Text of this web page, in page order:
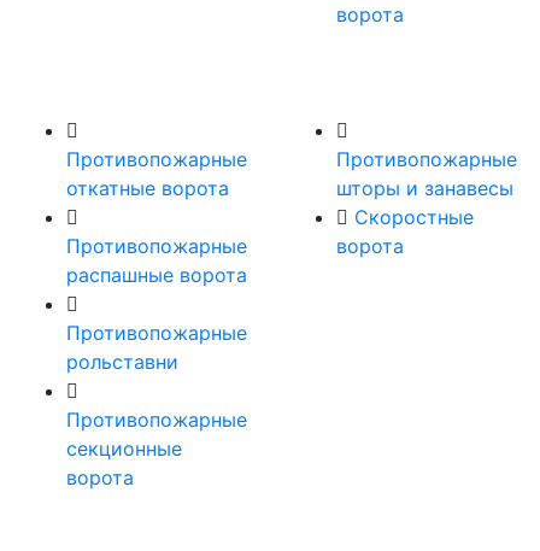
ворота
Противопожарные
откатные ворота
Противопожарные
распашные ворота
Противопожарные
рольставни
Противопожарные
секционные
ворота
Противопожарные
шторы и занавесы
Скоростные
ворота